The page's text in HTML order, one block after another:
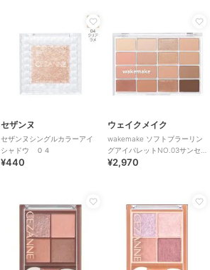
セザンヌ
セザンヌシングルカラーアイ
シャドウ ０４
¥440
ウェイクメイク
wakemake ソフトブラーリン
グアイパレットNO.03サンセ
ットB(韓国コスメ)
¥2,970